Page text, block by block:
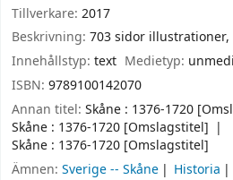
Tillverkare: 2017
Beskrivning: 703 sidor illustrationer,
Innehållstyp: text Medietyp:
ISBN: 9789100142070
Annan titel: Skåne : 1376-1720
Skåne : 1376-1720 [Omslagstitel]
Skåne : 1376-1720 [Omslagstitel]
Ämnen: Sverige -- Skåne Historia